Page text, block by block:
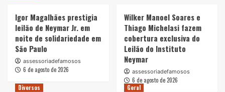
Igor Magalhães prestigia
leilão de Neymar Jr. em
noite de solidariedade em
São Paulo
assessoriadefamosos
6 de agosto de 2026
Wilker Manoel Soares e
Thiago Michelasi fazem
cobertura exclusiva do
Leilão do Instituto
Neymar
assessoriadefamosos
6 de agosto de 2026
Diversos
Geral